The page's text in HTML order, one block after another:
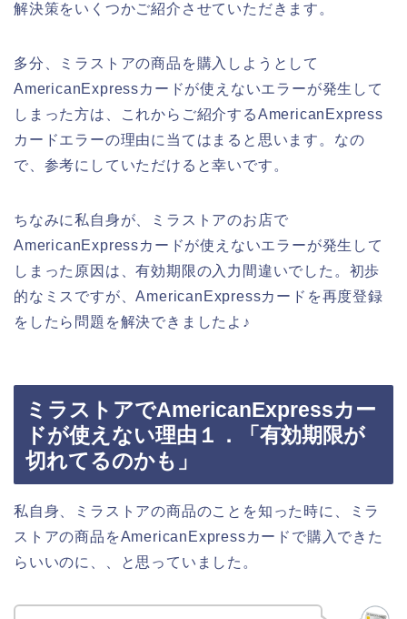
解決策をいくつかご紹介させていただきます。
多分、ミラストアの商品を購入しようとして
AmericanExpressカードが使えないエラーが発生して
しまった方は、これからご紹介するAmericanExpress
カードエラーの理由に当てはまると思います。なの
で、参考にしていただけると幸いです。
ちなみに私自身が、ミラストアのお店で
AmericanExpressカードが使えないエラーが発生して
しまった原因は、有効期限の入力間違いでした。初歩
的なミスですが、AmericanExpressカードを再度登録
をしたら問題を解決できましたよ♪
ミラストアでAmericanExpressカー
ドが使えない理由１．「有効期限が
切れてるのかも」
私自身、ミラストアの商品のことを知った時に、ミラ
ストアの商品をAmericanExpressカードで購入できた
らいいのに、、と思っていました。